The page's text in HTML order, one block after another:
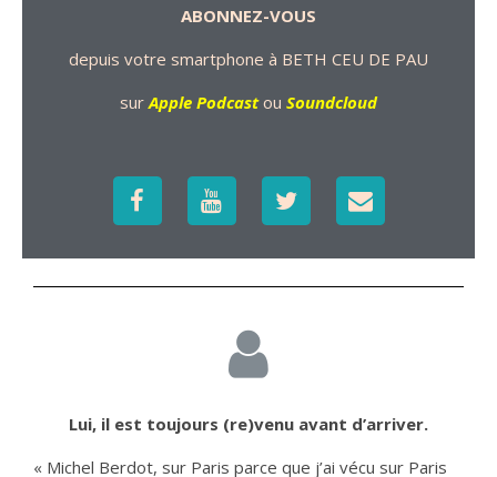
ABONNEZ-VOUS
depuis votre smartphone à BETH CEU DE PAU
surApple Podcastou Soundcloud
Lui, il est toujours (re)venu avant d’arriver.
« Michel Berdot, sur Paris parce que j’ai vécu sur Paris